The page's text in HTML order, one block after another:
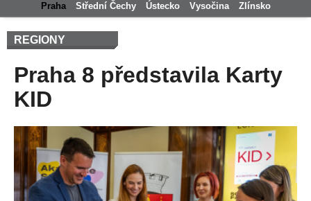
Praha
Střední Čechy Ústecko Vysočina Zlínsko
REGIONY
Praha 8 představila Karty
KID